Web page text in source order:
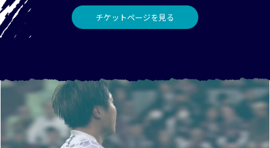
チケットページを見る